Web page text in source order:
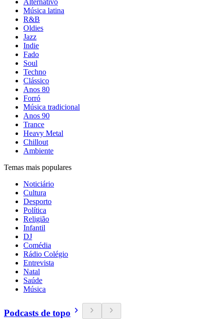
Alternativo
Música latina
R&B
Oldies
Jazz
Indie
Fado
Soul
Techno
Clássico
Anos 80
Forró
Música tradicional
Anos 90
Trance
Heavy Metal
Chillout
Ambiente
Temas mais populares
Noticiário
Cultura
Desporto
Política
Religião
Infantil
DJ
Comédia
Rádio Colégio
Entrevista
Natal
Saúde
Música
Podcasts de topo